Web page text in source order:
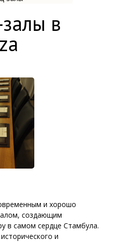
в
и хорошо
создающим
в самом сердце Стамбула.
и